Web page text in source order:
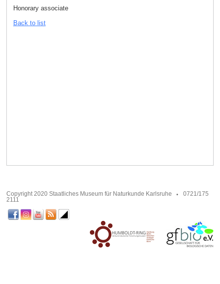
Honorary associate
Back to list
Copyright 2020 Staatliches Museum für Naturkunde Karlsruhe
0721/175
2111